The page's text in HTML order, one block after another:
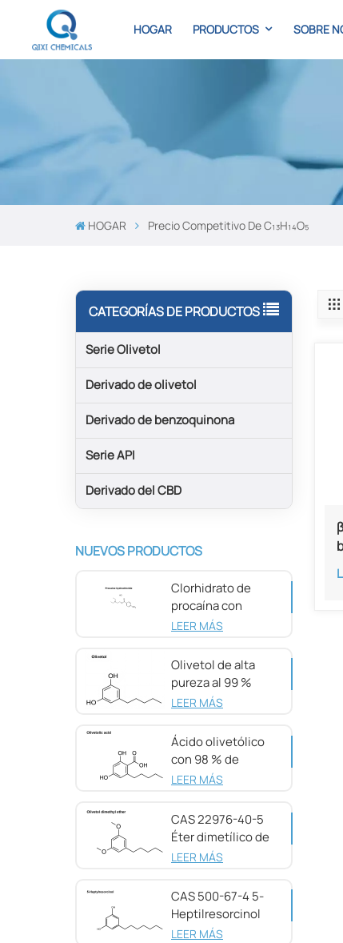
HOGAR PRODUCTOS SOBRE
HOGAR Precio Competitivo De C₁₃H₁₄O₅
CATEGORÍAS DE PRODUCTOS
Serie Olivetol
Derivado de olivetol
Derivado de benzoquinona
Serie API
Derivado del CBD
NUEVOS PRODUCTOS
Clorhidrato de
procaína con
pureza del 98 %
LEER MÁS
Olivetol de alta
pureza al 99 %
CAS 500-66-3
LEER MÁS
Ácido olivetólico
con 98 % de
pureza CAS 491-
LEER MÁS
CAS 22976-40-5
Éter dimetílico de
olivetol, 98 %
LEER MÁS
CAS 500-67-4 5-
Heptilresorcinol
con 99 % de
LEER MÁS